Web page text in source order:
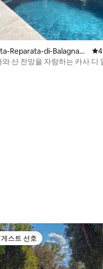
점), 후기 17개
Reparata-di-Balagna의
평
와 산 전망을 자랑하는 카사 디
게스트 선호
게스트 선호